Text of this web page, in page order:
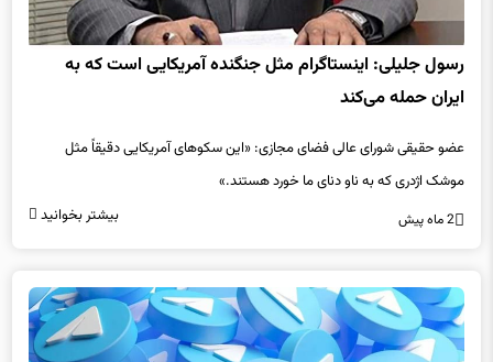
رسول جلیلی: اینستاگرام مثل جنگنده آمریکایی است که به
ایران حمله می‌کند
عضو حقیقی شورای عالی فضای مجازی: «این سکوهای آمریکایی دقیقاً مثل
موشک اژدری که به ناو دنای ما خورد هستند.»
2 ماه پیش